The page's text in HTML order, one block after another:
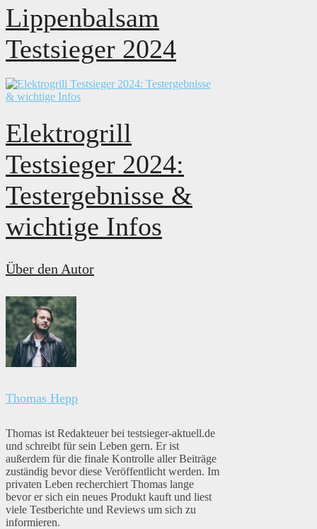
Lippenbalsam
Testsieger 2024
Elektrogrill
Testsieger 2024:
Testergebnisse &
wichtige Infos
Über den Autor
Thomas Hepp
Thomas ist Redakteuer bei testsieger-aktuell.de
und schreibt für sein Leben gern. Er ist
außerdem für die finale Kontrolle aller Beiträge
zuständig bevor diese Veröffentlicht werden. Im
privaten Leben recherchiert Thomas lange
bevor er sich ein neues Produkt kauft und liest
viele Testberichte und Reviews um sich zu
informieren.